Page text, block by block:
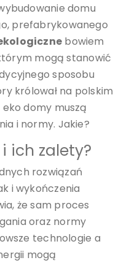
domu
prefabrykowanego
bowiem
mogą stanowić
sposobu
królował na polskim
domy muszą
i normy. Jakie?
ich zalety?
rozwiązań
i wykończenia
że sam proces
oraz normy
technologie a
mogą